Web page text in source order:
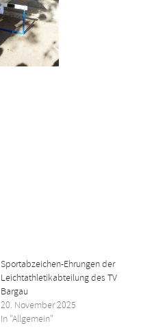
Sportabzeichen-Ehrungen der
Leichtathletikabteilung des TV
Bargau
20. November 2025
In "Allgemein"